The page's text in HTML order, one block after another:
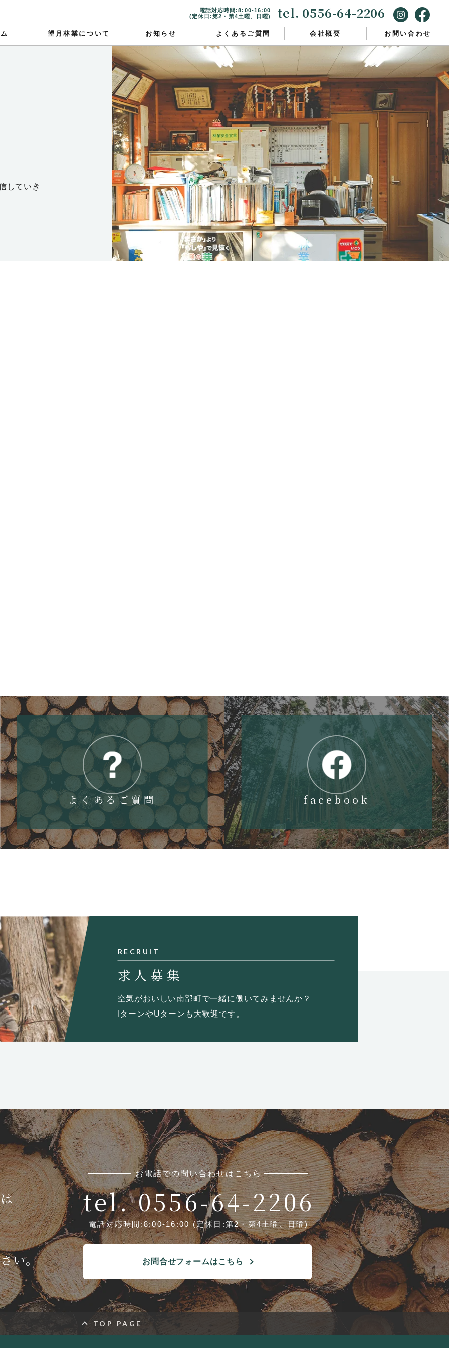
電話対応時間:8:00-16:00
(定休日:第2・第4土曜、日曜)
tel. 0556-64-2206
望月林業について お知らせ よくあるご質問 会社概要 お問い合わせ
していき
よくあるご質問 facebook
RECRUIT
求人募集
空気がおいしい南部町で一緒に働いてみませんか？
IターンやUターンも大歓迎です。
い。
お電話での問い合わせはこちら
tel. 0556-64-2206
電話対応時間:8:00-16:00(定休日:第2・第4土曜、日曜)
お問合せフォームはこちら
TOP PAGE